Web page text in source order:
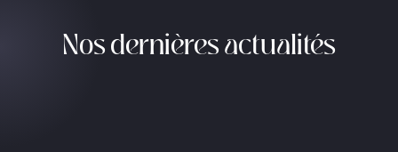
Nos dernières actualités